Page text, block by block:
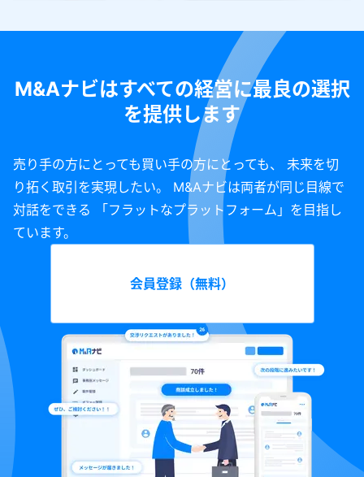
M&Aナビはすべての経営に最良の選択
を提供します
売り手の方にとっても買い手の方にとっても、 未来を切
り拓く取引を実現したい。 M&Aナビは両者が同じ目線で
対話をできる 「フラットなプラットフォーム」を目指し
ています。
会員登録（無料）